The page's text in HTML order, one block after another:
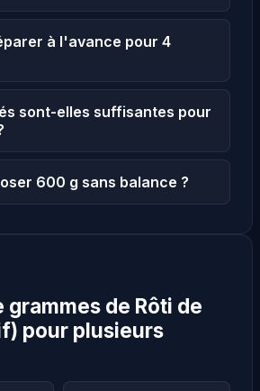
à l'avance pour 4
sont-elles suffisantes pour
600 g sans balance ?
grammes de Rôti de
pour plusieurs